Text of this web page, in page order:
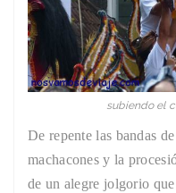
subiendo el
De repente las bandas de
machacones y la
de un alegre jolgorio